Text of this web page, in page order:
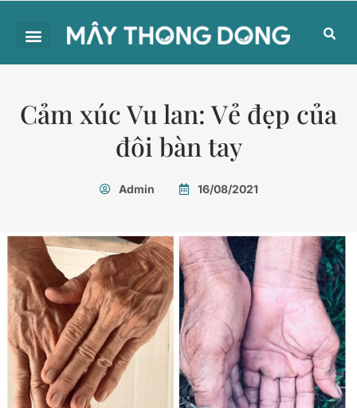
Cảm xúc Vu lan: Vẻ đẹp của
đôi bàn tay
Admin 16/08/2021